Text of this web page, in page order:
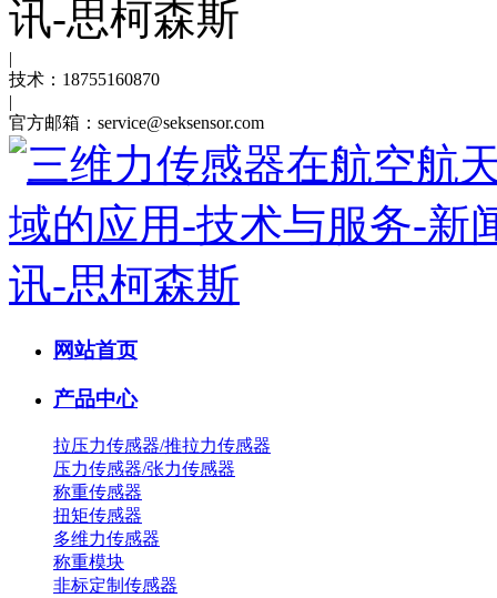
|
技术：18755160870
|
官方邮箱：service@seksensor.com
网站首页
产品中心
拉压力传感器/推拉力传感器
压力传感器/张力传感器
称重传感器
扭矩传感器
多维力传感器
称重模块
非标定制传感器